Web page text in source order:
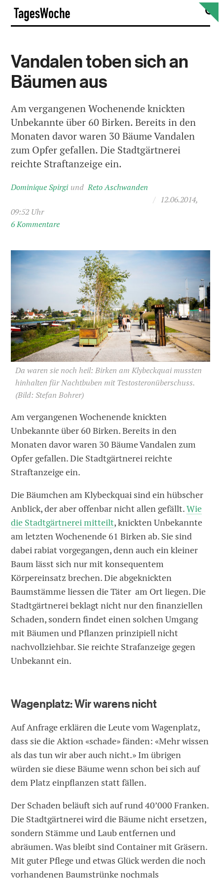
Skip
content
Vandalen toben sich an
Bäumen aus
Am vergangenen Wochenende knickten
Unbekannte über 60 Birken. Bereits in den
Monaten davor waren 30 Bäume Vandalen
zum Opfer gefallen. Die Stadtgärtnerei
reichte Straftanzeige ein.
Dominique Spirgi
Reto Aschwanden
/ 12.06.2014,
09:52 Uhr
6 Kommentare
Da waren sie noch heil: Birken am Klybeckquai mussten
hinhalten für Nachtbuben mit Testosteronüberschuss.
(Bild: Stefan Bohrer)
Am vergangenen Wochenende knickten
Unbekannte über 60 Birken. Bereits in den
Monaten davor waren 30 Bäume Vandalen zum
Opfer gefallen. Die Stadtgärtnerei reichte
Straftanzeige ein.
Die Bäumchen am Klybeckquai sind ein hübscher
Anblick, der aber offenbar nicht allen gefällt.Wie
die Stadtgärtnerei mitteilt, knickten Unbekannte
am letzten Wochenende 61 Birken ab. Sie sind
dabei rabiat vorgegangen, denn auch ein kleiner
Baum lässt sich nur mit konsequentem
Körpereinsatz brechen. Die abgeknickten
Baumstämme liessen die Täter am Ort liegen. Die
Stadtgärtnerei beklagt nicht nur den finanziellen
Schaden, sondern findet einen solchen Umgang
mit Bäumen und Pflanzen prinzipiell nicht
nachvollziehbar. Sie reichte Strafanzeige gegen
Unbekannt ein.
Wagenplatz: Wir warens nicht
Auf Anfrage erklären die Leute vom Wagenplatz,
dass sie die Aktion «schade» fänden: «Mehr wissen
als das tun wir aber auch nicht.» Im übrigen
würden sie diese Bäume wenn schon bei sich auf
dem Platz einpflanzen statt fällen.
Der Schaden beläuft sich auf rund 40’000 Franken.
Die Stadtgärtnerei wird die Bäume nicht ersetzen,
sondern Stämme und Laub entfernen und
abräumen. Was bleibt sind Container mit Gräsern.
Mit guter Pflege und etwas Glück werden die noch
vorhandenen Baumstrünke nochmals